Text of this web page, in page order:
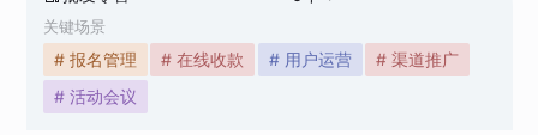
关键场景
# 报名管理 # 在线收款 # 用户运营
# 渠道推广
# 活动会议